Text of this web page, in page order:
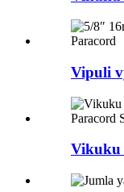
Vipuli
Vikuku